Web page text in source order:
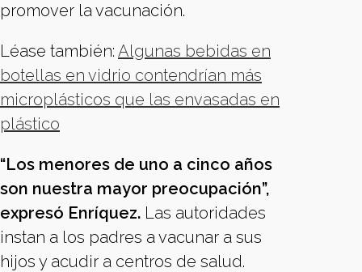
promover la vacunación.
Léase también: Algunas bebidas en
botellas en vidrio contendrían más
microplásticos que las envasadas en
plástico
“Los menores de uno a cinco años
son nuestra mayor preocupación”,
expresó Enríquez. Las autoridades
instan a los padres a vacunar a sus
hijos y acudir a centros de salud.